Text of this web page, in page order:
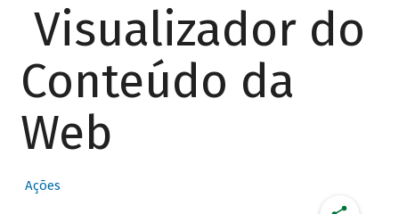
Visualizador do
Conteúdo da
Web
Ações